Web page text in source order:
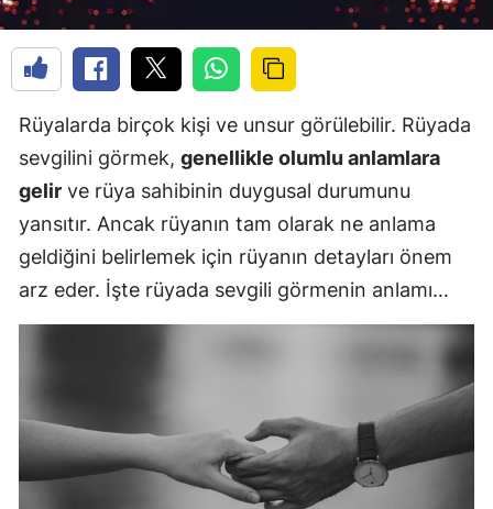
Rüyalarda birçok kişi ve unsur görülebilir. Rüyada
sevgilini görmek, genellikle olumlu anlamlara
gelir ve rüya sahibinin duygusal durumunu
yansıtır. Ancak rüyanın tam olarak ne anlama
geldiğini belirlemek için rüyanın detayları önem
arz eder. İşte rüyada sevgili görmenin anlamı…